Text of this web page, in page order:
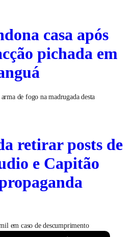
casa após
pichada em
de fogo na madrugada desta
retirar posts de
e Capitão
em caso de descumprimento